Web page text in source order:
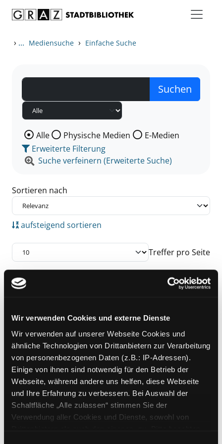
Wir verwenden Cookies und externe Dienste
Wir verwenden auf unserer Webseite Cookies und
ähnliche Technologien von Drittanbietern zur Verarbeitung
von personenbezogenen Daten (z.B.: IP-Adressen).
Einige von ihnen sind notwendig für den Betrieb der
Webseite, während andere uns helfen, diese Webseite
und Ihre Erfahrung zu verbessern. Bei Auswahl der
Schaltfläche „Alle zulassen“ stimmen Sie der
Verwendung aller Cookies und Dienste, sowohl von
› ... Mediensuche › Einfache Suche
Wählen Sie die Medienart nach der Sie suchen wollen.
Alle Physische Medien
E-Medien
Erweiterte Filterung
Suche verfeinern (Erweiterte Suche)
Sortieren nach
aufsteigend sortieren
Treffer pro Seite
Suchergebnis
Exemplar-Details von A girl in the wild
A girl in the wild
mein Leben in den Wäldern
Verfasser:Margeth, Stephanie
Suche
Jahr:
2020
Verlag:
Hamburg, National
Geographic
Zu den Suchfiltern springen
Sortieren nach